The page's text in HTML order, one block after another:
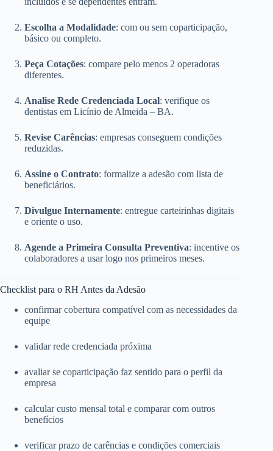
Escolha a Modalidade: com ou sem coparticipação,
básico ou completo.
Peça Cotações: compare pelo menos 2 operadoras
diferentes.
Analise Rede Credenciada Local: verifique os
dentistas em Licínio de Almeida – BA.
Revise Carências: empresas conseguem condições
reduzidas.
Assine o Contrato: formalize a adesão com lista de
beneficiários.
Divulgue Internamente: entregue carteirinhas digitais
e oriente o uso.
Agende a Primeira Consulta Preventiva: incentive os
colaboradores a usar logo nos primeiros meses.
Checklist para o RH Antes da Adesão
confirmar cobertura compatível com as necessidades da
equipe
validar rede credenciada próxima
avaliar se coparticipação faz sentido para o perfil da
empresa
calcular custo mensal total e comparar com outros
benefícios
verificar prazo de carências e condições comerciais